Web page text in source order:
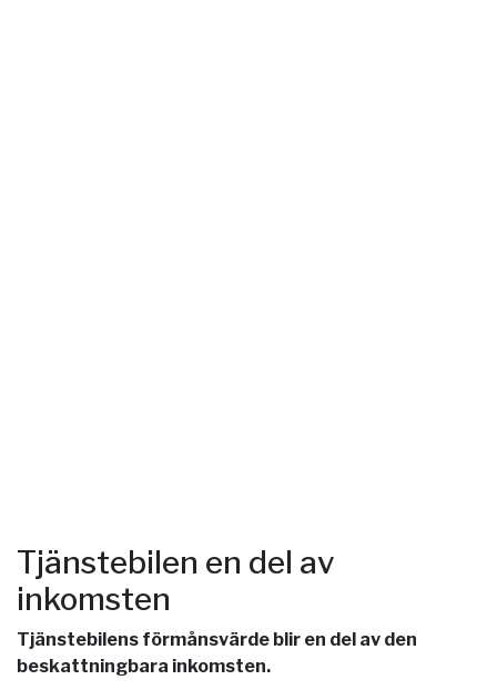
Tjänstebilen en del av
inkomsten
Tjänstebilens förmånsvärde blir en del av den
beskattningbara inkomsten.